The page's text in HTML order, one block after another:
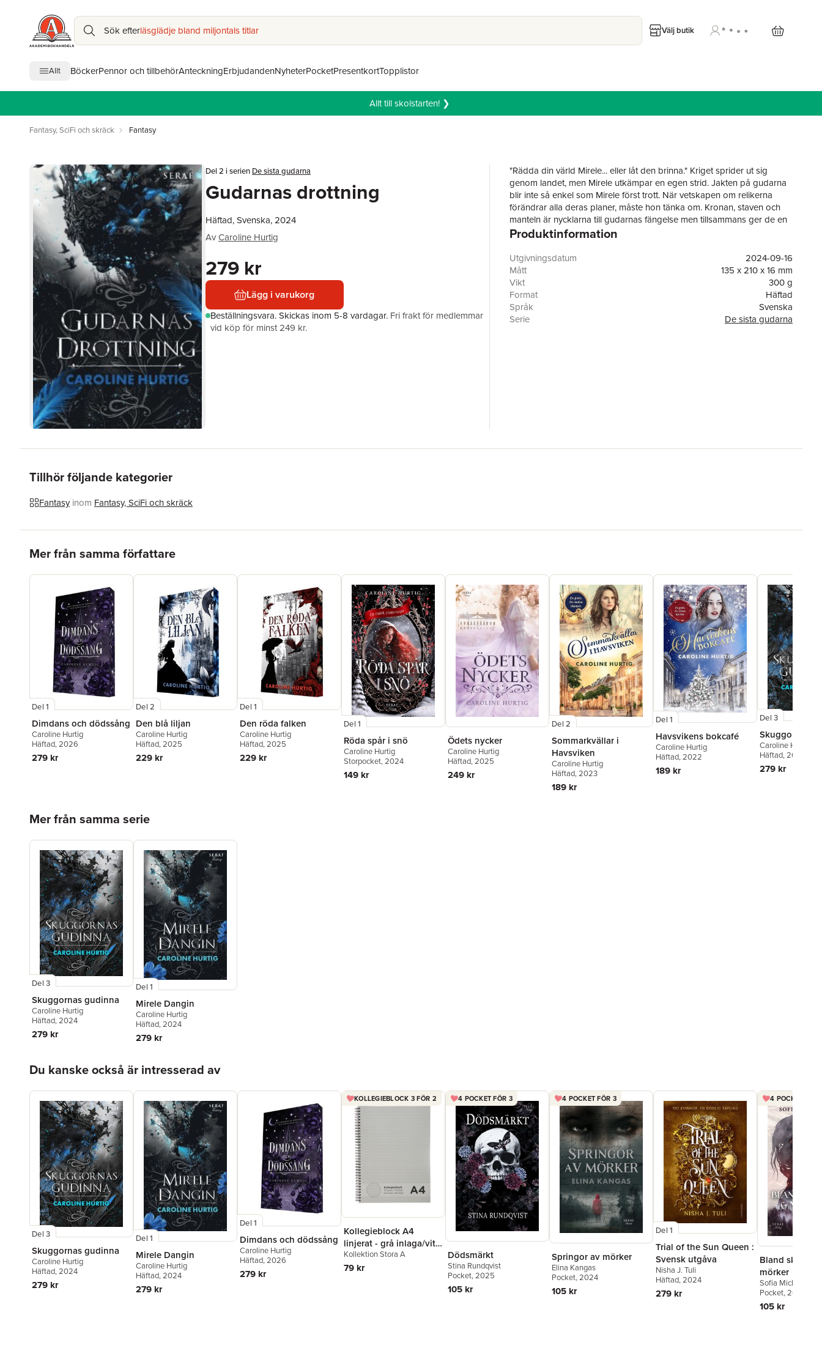
Sök efterläsglädje bland miljontals titlar Välj butik
Allt BöckerPennor och tillbehörAnteckningErbjudandenNyheterPocketPresentkortTopplistor
Allt till skolstarten! ❯
Fantasy, SciFi och skräck Fantasy
Del 2 i serien De sista gudarna
Gudarnas drottning
Häftad, Svenska, 2024
AvCaroline Hurtig
279 kr
Lägg i varukorg
Beställningsvara.Skickas inom 5-8 vardagar. Fri frakt för medlemmar
vid köp för minst 249 kr.
"Rädda din värld Mirele... eller låt den brinna." Kriget sprider ut sig
genom landet, men Mirele utkämpar en egen strid. Jakten på gudarna
blir inte så enkel som Mirele först trott. När vetskapen om relikerna
förändrar alla deras planer, måste hon tänka om. Kronan, staven och
manteln är nycklarna till gudarnas fängelse men tillsammans ger de en
obeskrivlig makt till bäraren. Hennes far vet detta, och han förföljer
befriar de sista gudarna. Gudarnas drottning är andra delen i serien om
De sista gudarna.
Produktinformation
Utgivningsdatum
2024-09-16
Mått
135 x 210 x 16 mm
Vikt
300 g
Format
Häftad
Språk
Svenska
Serie
De sista gudarna
Tillhör följande kategorier
Fantasy inom Fantasy, SciFi och skräck
Mer från samma författare
Del 1
Dimdans och dödssång
Caroline Hurtig
Häftad, 2026
279 kr
Del 2
Den blå liljan
Caroline Hurtig
Häftad, 2025
229 kr
Del 1
Den röda falken
Caroline Hurtig
Häftad, 2025
229 kr
Del 1
Röda spår i snö
Caroline Hurtig
Storpocket, 2024
149 kr
Ödets nycker
Caroline Hurtig
Häftad, 2025
249 kr
Del 2
Sommarkvällar i
Havsviken
Caroline Hurtig
Häftad, 2023
189 kr
Del 1
Havsvikens bokcafé
Caroline Hurtig
Häftad, 2022
189 kr
Del 3
Skuggornas
Caroline Hurtig
Häftad, 2024
279 kr
Mer från samma serie
Del 3
Skuggornas gudinna
Caroline Hurtig
Häftad, 2024
279 kr
Del 1
Mirele Dangin
Caroline Hurtig
Häftad, 2024
279 kr
Du kanske också är intresserad av
Del 3
Skuggornas gudinna
Caroline Hurtig
Häftad, 2024
279 kr
Del 1
Mirele Dangin
Caroline Hurtig
Häftad, 2024
279 kr
Del 1
Dimdans och dödssång
Caroline Hurtig
Häftad, 2026
279 kr
KOLLEGIEBLOCK 3 FÖR 2
Kollegieblock A4
linjerat - grå inlaga/vita
linjer
Kollektion Stora A
79 kr
4 POCKET FÖR 3
Dödsmärkt
Stina Rundqvist
Pocket, 2025
105 kr
4 POCKET FÖR 3
Springor av mörker
Elina Kangas
Pocket, 2024
105 kr
Del 1
Trial of the Sun Queen :
Svensk utgåva
Nisha J. Tuli
Häftad, 2024
279 kr
4 POCKET FÖR
Bland
mörker
Sofia Mickelsson
Pocket, 2025
105 kr